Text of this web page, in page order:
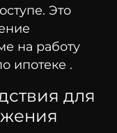
Это
на работу
ипотеке .
для